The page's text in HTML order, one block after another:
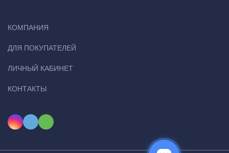
КОМПАНИЯ
ДЛЯ ПОКУПАТЕЛЕЙ
ЛИЧНЫЙ КАБИНЕТ
КОНТАКТЫ